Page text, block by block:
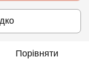
Порівняти